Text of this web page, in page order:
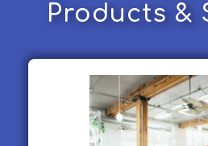
Products &